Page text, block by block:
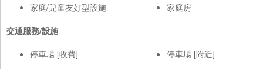
家庭/兒童友好型設施
家庭房
交通服務/設施
停車場 [收費]
停車場 [附近]